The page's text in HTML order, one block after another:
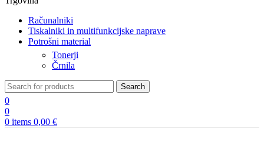
Računalniki
Tiskalniki in multifunkcijske naprave
Potrošni material
Tonerji
Črnila
Search
0
0
0 items 0,00 €